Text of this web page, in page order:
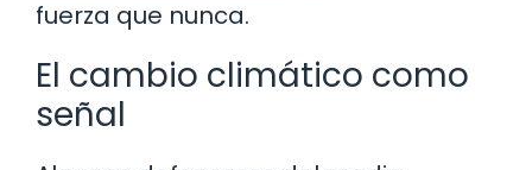
fuerza que nunca.
El cambio climático como
señal